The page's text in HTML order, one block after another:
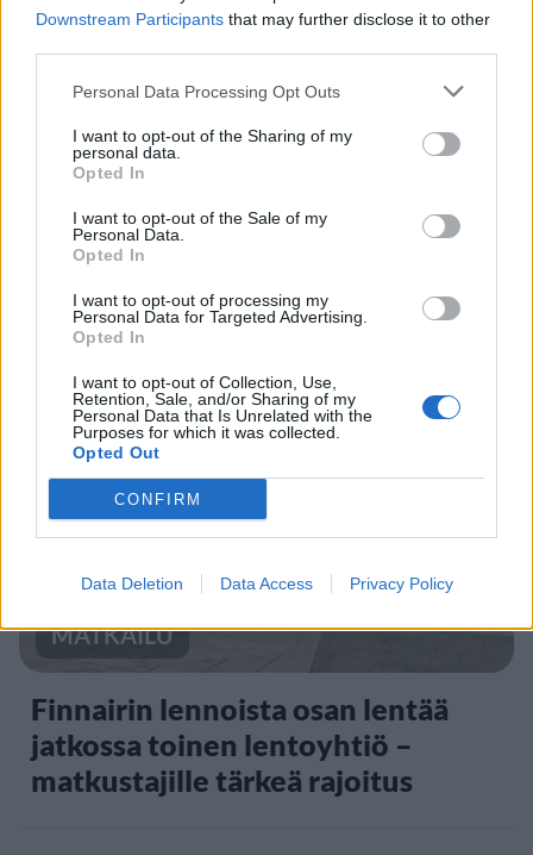
Downstream Participants that may further disclose it to other
Personal Data Processing Opt Outs
I want to opt-out of the Sharing of my
personal data.
Opted In
I want to opt-out of the Sale of my
Personal Data.
Opted In
I want to opt-out of processing my
Personal Data for Targeted Advertising.
Opted In
I want to opt-out of Collection, Use,
Retention, Sale, and/or Sharing of my
Personal Data that Is Unrelated with the
Purposes for which it was collected.
Opted Out
CONFIRM
Data Deletion Data Access Privacy Policy
1
UUTISET
Leskeneläke ei kuulu kaikille –
Kela muistuttaa tärkeästä
ikärajasta
2
MATKAILU
Finnairin lennoista osan lentää
jatkossa toinen lentoyhtiö –
matkustajille tärkeä rajoitus